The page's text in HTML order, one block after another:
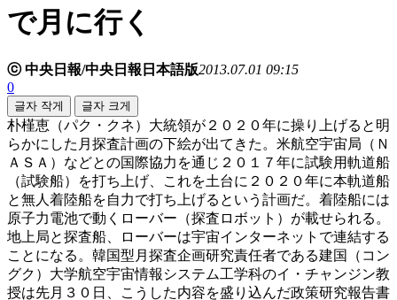
で月に行く
ⓒ 中央日報/中央日報日本語版2013.07.01 09:15
0
글자 작게 글자 크게
朴槿恵（パク・クネ）大統領が２０２０年に操り上げると明
らかにした月探査計画の下絵が出てきた。米航空宇宙局（Ｎ
ＡＳＡ）などとの国際協力を通じ２０１７年に試験用軌道船
（試験船）を打ち上げ、これを土台に２０２０年に本軌道船
と無人着陸船を自力で打ち上げるという計画だ。着陸船には
原子力電池で動くローバー（探査ロボット）が載せられる。
地上局と探査船、ローバーは宇宙インターネットで連結する
ことになる。韓国型月探査企画研究責任者である建国（コン
グク）大学航空宇宙情報システム工学科のイ・チャンジン教
授は先月３０日、こうした内容を盛り込んだ政策研究報告書